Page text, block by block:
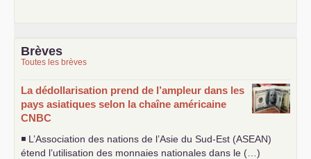
Brèves
Toutes les brèves
La dédollarisation prend de l’ampleur dans les
pays asiatiques selon la chaîne américaine
CNBC
◾ L’Association des nations de l’Asie du Sud-Est (ASEAN)
étend l’utilisation des monnaies nationales dans le (…)